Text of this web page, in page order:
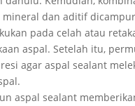
mineral dan aditif
pada celah atau
aspal. Setelah itu,
agar aspal sealant
aspal sealant